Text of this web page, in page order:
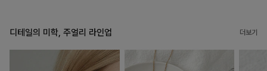
디테일의 미학, 주얼리 라인업 더보기